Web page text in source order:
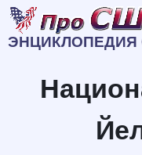
Перейти
основному